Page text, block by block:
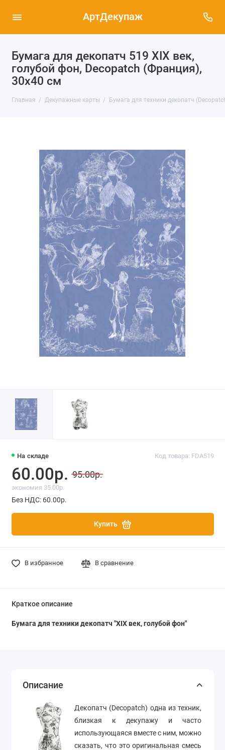
АртДекупаж
Бумага для декопатч 519 ХIХ век,
голубой фон, Decopatch (Франция),
30х40 см
Главная Декупажные карты Бумага для техники декопатч
На складе Код товара: FDA519
60.00р. 95.00р.
экономия 35.00р.
Без НДС: 60.00р.
Купить
В избранное В сравнение
Краткое описание
Бумага для техники декопатч "ХIХ век, голубой фон"
Описание
Декопатч (Decopatch) одна из техник,
близкая к декупажу и часто
использующаяся вместе с ним, можно
сказать, что это оригинальная смесь